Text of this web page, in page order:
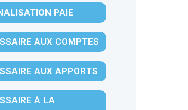
PAIE
AUX COMPTES
AUX APPORTS
À LA